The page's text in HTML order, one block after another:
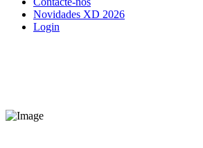
Novidades XD 2026
Login